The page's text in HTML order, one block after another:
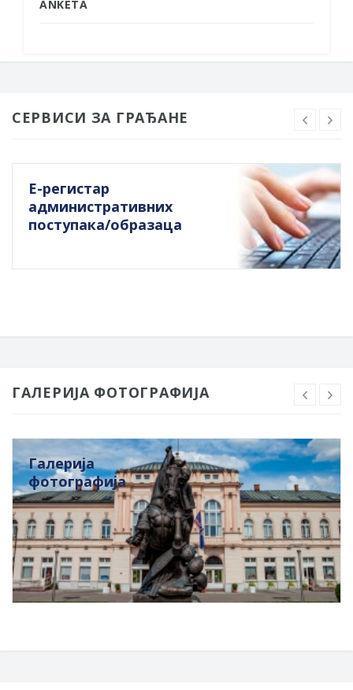
ANKETA
СЕРВИСИ ЗА ГРАЂАНЕ
Е-регистар
административних
поступака/образаца
ГАЛЕРИЈА ФОТОГРАФИЈА
Галерија
фотографија